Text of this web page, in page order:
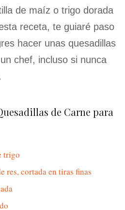
de maíz o trigo dorada
receta, te guiaré paso
hacer unas quesadillas
chef, incluso si nunca
de Carne para
trigo
res, cortada en tiras finas